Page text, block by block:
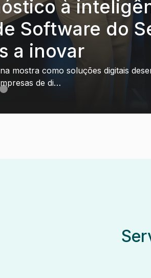
à
Software do
a inovar
mostra como soluções digitais
de di…